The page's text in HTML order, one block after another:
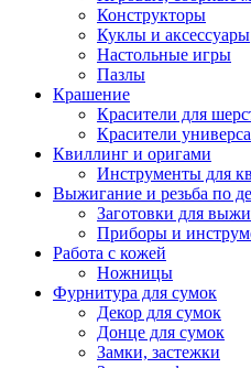
Конструкторы
Куклы и аксессуары
Настольные игры
Пазлы
Крашение
Красители для
Красители
Квиллинг и оригами
Инструменты для
Выжигание и резьба по
Заготовки для
Приборы и
Работа с кожей
Ножницы
Фурнитура для сумок
Декор для сумок
Донце для сумок
Замки, застежки